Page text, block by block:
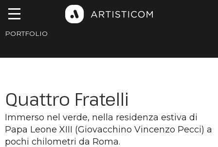
PORTFOLIO
Quattro Fratelli
Immerso nel verde, nella residenza estiva di
Papa Leone XIII (Giovacchino Vincenzo Pecci) a
pochi chilometri da Roma.